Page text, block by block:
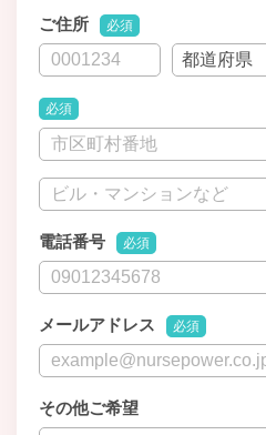
ご住所 必須
必須
電話番号 必須
メールアドレス 必須
その他ご希望